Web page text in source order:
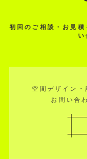
初回のご相談・お見
い
空間デザイン
お問い合